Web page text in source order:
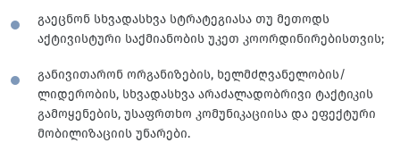
გაეცნონ სხვადასხვა სტრატეგიასა თუ მეთოდს
აქტივისტური საქმიანობის უკეთ კოორდინირებისთვის;
განივითარონ ორგანიზების, ხელმძღვანელობის/
ლიდერობის, სხვადასხვა არაძალადობრივი ტაქტიკის
გამოყენების, უსაფრთხო კომუნიკაციისა და ეფექტური
მობილიზაციის უნარები.